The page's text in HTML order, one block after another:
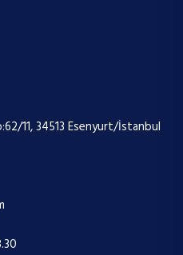
11, 34513 Esenyurt/İstanbul